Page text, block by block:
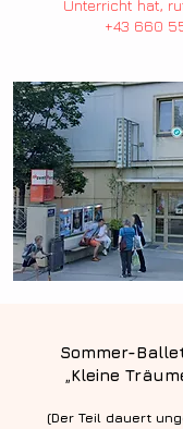
Unterricht hat,
+43 660
Sommer-
„Kleine
(Der Teil dauert